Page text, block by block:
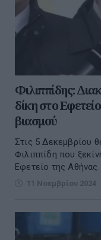
Φιλιππίδης:
δίκη στο
βιασμού
Στις 5 Δεκεμβρίου
Φιλιππίδη που
Εφετείο της
11 Νοεμβρίου 2024